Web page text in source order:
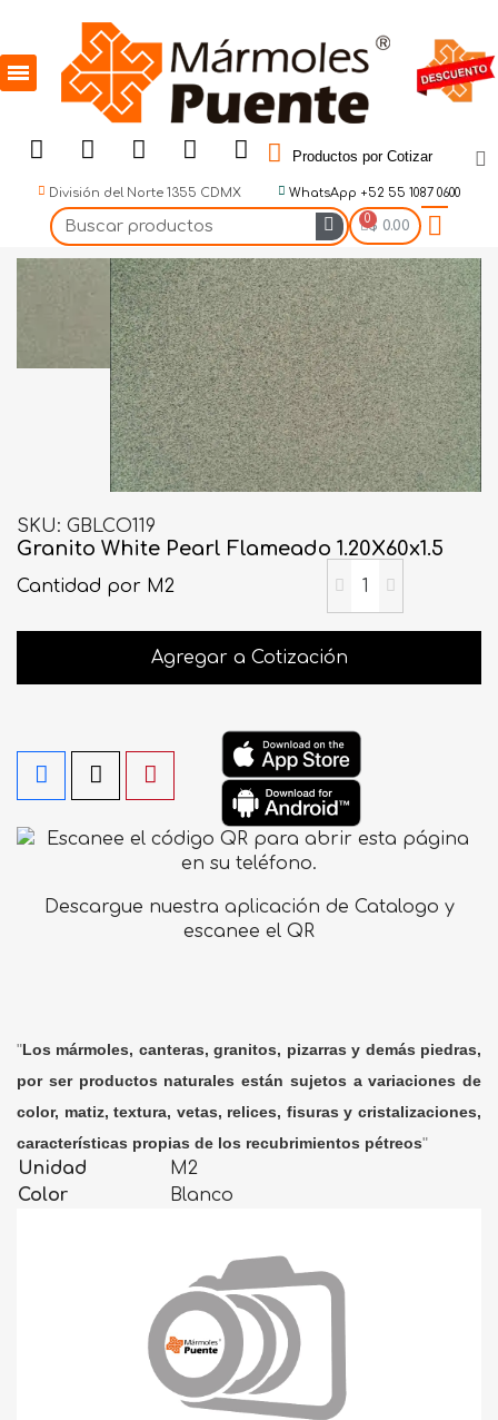
Productos por Cotizar
División del Norte 1355 CDMX WhatsApp +52 55 1087 0600
$ 0.00
SKU GBLCO119
Granito White Pearl Flameado 1.20X60x1.5
Cantidad por M2
Agregar a Cotización
Descargue nuestra aplicación de Catalogo y
escanee el QR
"Los mármoles, canteras, granitos, pizarras y demás piedras,
por ser productos naturales están sujetos a variaciones de
color, matiz, textura, vetas, relices, fisuras y cristalizaciones,
características propias de los recubrimientos pétreos"
Unidad
M2
Color
Blanco